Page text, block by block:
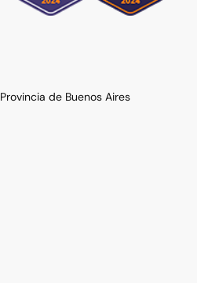
Provincia de Buenos Aires